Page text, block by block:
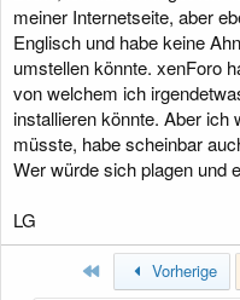
meiner Internetseite, aber
Englisch und habe keine
umstellen könnte. xenForo
von welchem ich
installieren könnte. Aber ich
müsste, habe scheinbar
Wer würde sich plagen und
LG
Erste Vorherige